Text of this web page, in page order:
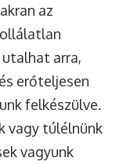
az
utalhat arra,
erőteljesen
felkészülve.
vagy túlélnünk
vagyunk